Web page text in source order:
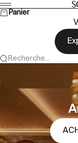
Passer au contenu
Menu
Panier
Recherche...